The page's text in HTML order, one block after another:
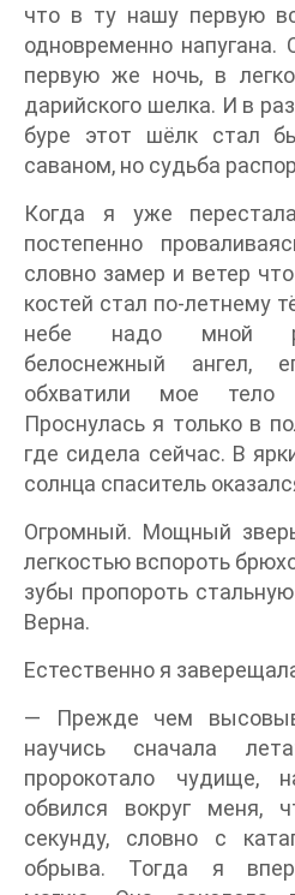
что в ту нашу первую
одновременно напугана.
первую же ночь, в
дарийского шелка. И в
буре этот шёлк стал
саваном, но судьба
Когда я уже
постепенно
словно замер и ветер
костей стал по-летнему
небе надо мной
белоснежный ангел,
обхватили мое
Проснулась я только в
где сидела сейчас. В
солнца спаситель
Огромный. Мощный
легкостью вспороть
зубы пропороть
Верна.
Естественно я
— Прежде чем
научись сначала
пророкотало чудище,
обвился вокруг меня,
секунду, словно с
обрыва. Тогда я